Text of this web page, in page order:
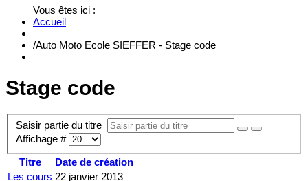
Vous êtes ici :
Accueil
/Auto Moto Ecole SIEFFER - Stage code
Stage code
Saisir partie du titre
Affichage #
Titre
Date de création
Les cours 22 janvier 2013